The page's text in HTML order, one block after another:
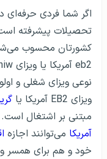
اگر شما فردی حرفه‌‌ای
تحصیلات پیشرفته
کشورتان محسوب
نوعی ویزای شغلی و
ویزای EB2 آمریکا یا
مبتنی بر اشتغال است.
آمریکا می‌توانند اجازه